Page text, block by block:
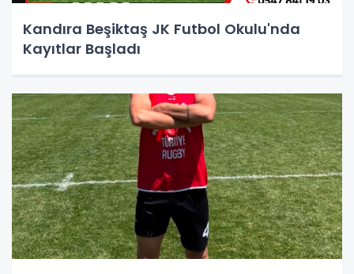
Kandıra Beşiktaş JK Futbol Okulu'nda
Kayıtlar Başladı